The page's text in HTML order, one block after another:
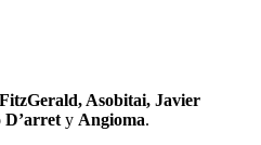
Asobitai, Javier
D’arret y Angioma.